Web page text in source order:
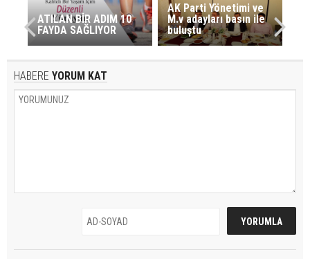
ATILAN BİR ADIM 10
FAYDA SAĞLIYOR
AK Parti Yönetimi ve
M.v adayları basın ile
buluştu
HABERE YORUM KAT